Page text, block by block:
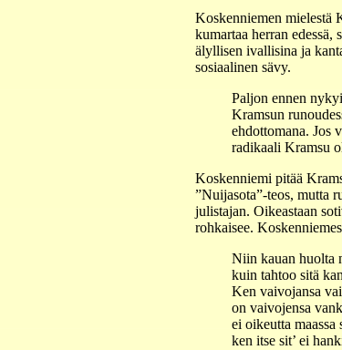
Koskenniemen mielestä
kumartaa herran
älyllisen ivallisina ja
sosiaalinen sävy.
Paljon ennen
Kramsun
ehdottomana. Jos
radikaali Kramsu
Koskenniemi pitää
”Nuijasota”-teos, mutta
julistajan. Oikeastaan
rohkaisee.
Niin kauan huolta
kuin tahtoo sitä
Ken vaivojansa
on vaivojensa
ei oikeutta maassa
ken itse sit’ ei